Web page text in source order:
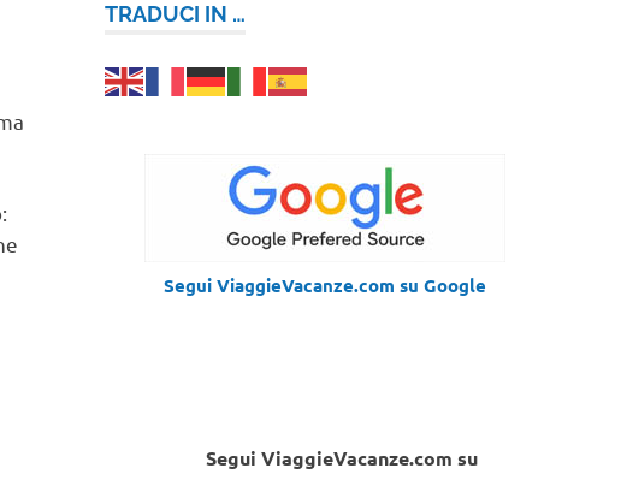
TRADUCI IN …
Segui ViaggieVacanze.com su Google
Segui ViaggieVacanze.com su